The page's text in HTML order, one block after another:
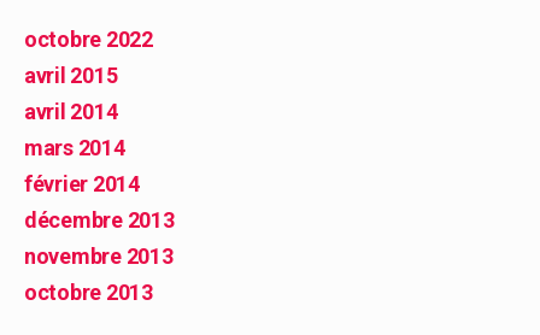
octobre 2022
avril 2015
avril 2014
mars 2014
février 2014
décembre 2013
novembre 2013
octobre 2013